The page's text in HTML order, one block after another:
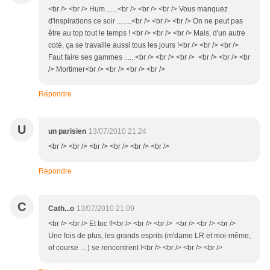
<br /> <br /> Hum ......<br /> <br /> <br /> Vous manquez
d'inspirations ce soir ........<br /> <br /> <br /> On ne peut pas
être au top tout le temps ! <br /> <br /> <br /> Mais, d'un autre
coté, ça se travaille aussi tous les jours !<br /> <br /> <br />
Faut faire ses gammes ......<br /> <br /> <br /> <br /> <br /> <br
/> Mortimer<br /> <br /> <br /> <br />
Répondre
U un parisien 13/07/2010 21:24
<br /> <br /> <br /> <br /> <br /> <br />
Répondre
C Cath...o 13/07/2010 21:09
<br /> <br /> Et toc !!<br /> <br /> <br /> <br /> <br /> <br />
Une fois de plus, les grands esprits (m'dame LR et moi-même,
of course ... ) se rencontrent !<br /> <br /> <br /> <br />